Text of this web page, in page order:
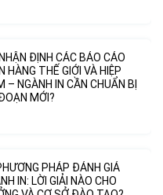
ĐỊNH CÁC BÁO CÁO
HÀNG THẾ GIỚI VÀ HIỆP
– NGÀNH IN CẦN CHUẨN BỊ
MỚI?
PHÁP ĐÁNH GIÁ
IN: LỜI GIẢI NÀO CHO